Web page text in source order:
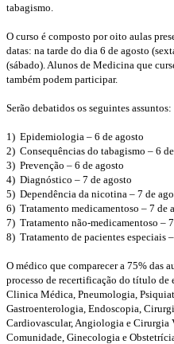
tabagismo.
O curso é composto por oito aulas
datas: na tarde do dia 6 de agosto
(sábado). Alunos de Medicina que
também podem participar.
Serão debatidos os seguintes assuntos:
1) Epidemiologia – 6 de agosto
2) Consequências do tabagismo – 6
3) Prevenção – 6 de agosto
4) Diagnóstico – 7 de agosto
5) Dependência da nicotina – 7 de
6) Tratamento medicamentoso – 7 de
7) Tratamento não-medicamentoso –
8) Tratamento de pacientes especiais
O médico que comparecer a 75% das
processo de recertificação do título de
Clinica Médica, Pneumologia,
Gastroenterologia, Endoscopia,
Cardiovascular, Angiologia e Cirurgia
Comunidade, Ginecologia e